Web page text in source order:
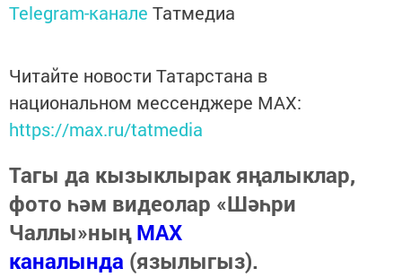
Telegram-канале Татмедиа
Читайте новости Татарстана в
национальном мессенджере MАХ:
https://max.ru/tatmedia
Тагы да кызыклырак яңалыклар,
фото һәм видеолар «Шәһри
Чаллы»ныңMAX
каналында (язылыгыз).